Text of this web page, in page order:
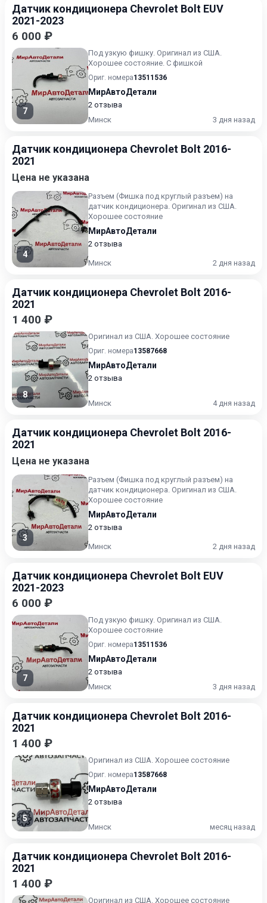
Датчик кондиционера Chevrolet Bolt EUV
2021-2023
6 000 ₽
7
Под узкую фишку. Оригинал из США.
Хорошее состояние. С фишкой
Ориг. номера13511536
МирАвтоДетали
2 отзыва
Минск
3 дня назад
Датчик кондиционера Chevrolet Bolt 2016-
2021
Цена не указана
4
Разъем (Фишка под круглый разъем) на
датчик кондиционера. Оригинал из США.
Хорошее состояние
МирАвтоДетали
2 отзыва
Минск 2 дня назад
Датчик кондиционера Chevrolet Bolt 2016-
2021
1 400 ₽
8
Оригинал из США. Хорошее состояние
Ориг. номера13587668
МирАвтоДетали
2 отзыва
Минск 4 дня назад
Датчик кондиционера Chevrolet Bolt 2016-
2021
Цена не указана
3
Разъем (Фишка под круглый разъем) на
датчик кондиционера. Оригинал из США.
Хорошее состояние
МирАвтоДетали
2 отзыва
Минск 2 дня назад
Датчик кондиционера Chevrolet Bolt EUV
2021-2023
6 000 ₽
7
Под узкую фишку. Оригинал из США.
Хорошее состояние
Ориг. номера13511536
МирАвтоДетали
2 отзыва
Минск
3 дня назад
Датчик кондиционера Chevrolet Bolt 2016-
2021
1 400 ₽
5
Оригинал из США. Хорошее состояние
Ориг. номера13587668
МирАвтоДетали
2 отзыва
Минск месяц назад
Датчик кондиционера Chevrolet Bolt 2016-
2021
1 400 ₽
Оригинал из США. Хорошее состояние